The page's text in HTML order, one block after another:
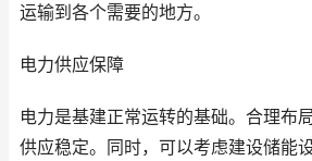
运输到各个需要的地方。
电力供应保障
电力是基建正常运转的基础。合理布
供应稳定。同时，可以考虑建设储能